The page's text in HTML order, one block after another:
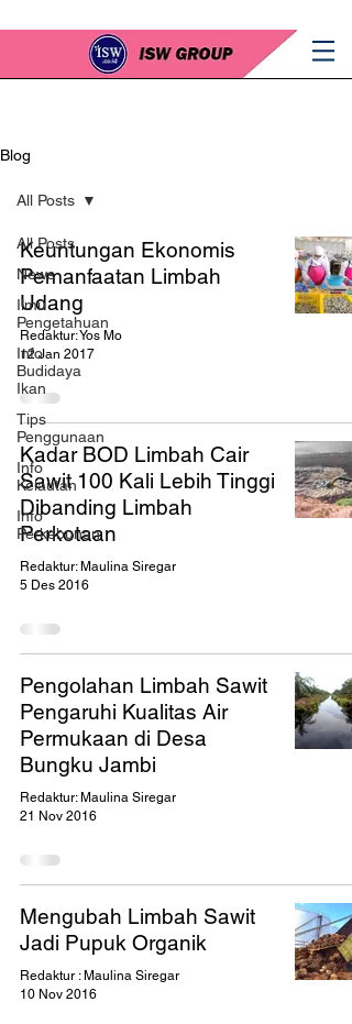
Blog
All Posts
News
Ilmu
Pengetahuan
Info
Budidaya
Ikan
Tips
Penggunaan
Info
Kelautan
Info
Perkebunan
All Posts
Keuntungan Ekonomis
Pemanfaatan Limbah
Udang
Redaktur: Yos Mo
12 Jan 2017
Kadar BOD Limbah Cair
Sawit 100 Kali Lebih Tinggi
Dibanding Limbah
Perkotaan
Redaktur: Maulina Siregar
5 Des 2016
Pengolahan Limbah Sawit
Pengaruhi Kualitas Air
Permukaan di Desa
Bungku Jambi
Redaktur: Maulina Siregar
21 Nov 2016
Mengubah Limbah Sawit
Jadi Pupuk Organik
Redaktur : Maulina Siregar
10 Nov 2016